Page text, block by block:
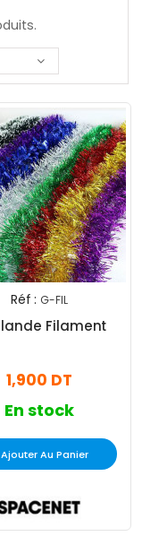
Réf : G-FIL
Filament
1,900 DT
En stock
Ajouter Au Panier